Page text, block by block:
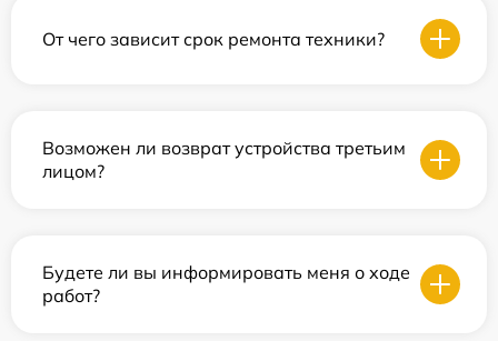
От чего зависит срок ремонта техники?
Возможен ли возврат устройства третьим
лицом?
Будете ли вы информировать меня о ходе
работ?